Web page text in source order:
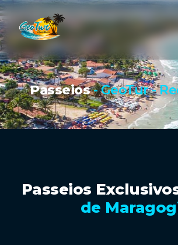
Passeios- GeoTur -
Passeios
de